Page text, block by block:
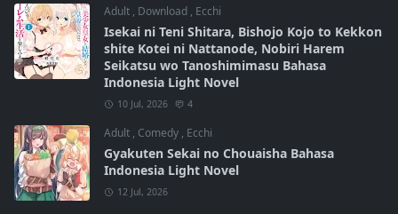
Adult , Download , Ecchi
Isekai ni Teni Shitara, Bishojo Kojo to Kekkon
shite Kotei ni Nattanode, Nobiri Harem
Seikatsu wo Tanoshimimasu Bahasa
Indonesia Light Novel
10 Jul, 2026 4
Adult , Comedy , Ecchi
Gyakuten Sekai no Chouaisha Bahasa
Indonesia Light Novel
12 Jul, 2026